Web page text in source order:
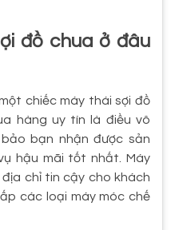
đồ chua ở đâu
chiếc máy thái sợi đồ
hàng uy tín là điều vô
bạn nhận được sản
hậu mãi tốt nhất. Máy
chỉ tin cậy cho khách
các loại máy móc chế